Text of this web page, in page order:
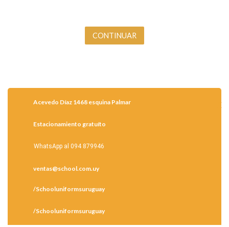
Acevedo Díaz 1468 esquina Palmar
Estacionamiento gratuíto
WhatsApp al 094 879946
ventas@school.com.uy
/Schooluniformsuruguay
/Schooluniformsuruguay